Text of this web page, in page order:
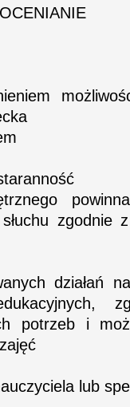
zgodnie
działań
potrzeb i
lub